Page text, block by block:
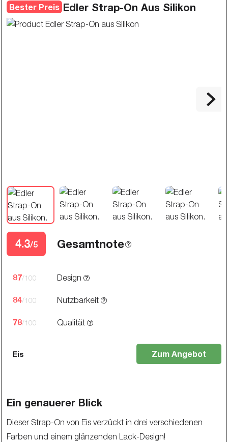
Bester Preis Edler Strap-On Aus Silikon
4.3/5 Gesamtnote
87/100 Design
84/100 Nutzbarkeit
78/100 Qualität
Eis Zum Angebot
Ein genauerer Blick
Dieser Strap-On von Eis verzückt in drei verschiedenen
Farben und einem glänzenden Lack-Design!